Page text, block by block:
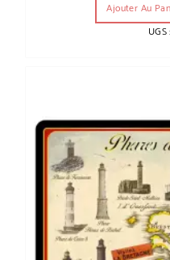
Ajouter Au